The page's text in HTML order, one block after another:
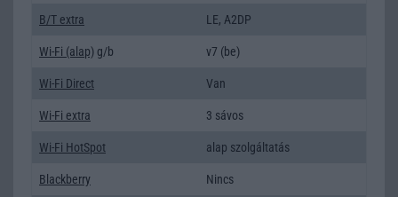
B/T extra LE, A2DP
Wi-Fi (alap) g/b v7 (be)
Wi-Fi Direct Van
Wi-Fi extra 3 sávos
Wi-Fi HotSpot alap szolgáltatás
Blackberry Nincs